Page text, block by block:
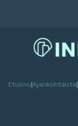
Etusivu|Ajankohtaista|